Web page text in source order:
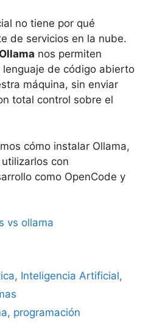
no tiene por qué
de servicios en la nube.
Ollama nos permiten
de código abierto
máquina, sin enviar
total control sobre el
cómo instalar Ollama,
con
como OpenCode y
, Inteligencia Artificial,
, programación